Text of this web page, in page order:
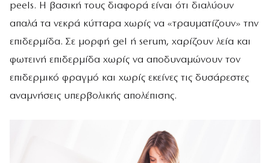
peels. Η βασική τους διαφορά είναι ότι διαλύουν
απαλά τα νεκρά κύτταρα χωρίς να «τραυματίζουν» την
επιδερμίδα. Σε μορφή gel ή serum, χαρίζουν λεία και
φωτεινή επιδερμίδα χωρίς να αποδυναμώνουν τον
επιδερμικό φραγμό και χωρίς εκείνες τις δυσάρεστες
αναμνήσεις υπερβολικής απολέπισης.